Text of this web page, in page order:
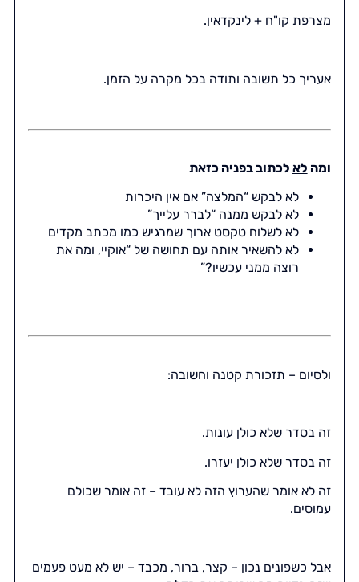
מצרפת קו"ח + לינקדאין.
אעריך כל תשובה ותודה בכל מקרה על הזמן.
ומה לא לכתוב בפניה כזאת
לא לבקש “המלצה” אם אין היכרות
לא לבקש ממנה “לברר עלייך”
לא לשלוח טקסט ארוך שמרגיש כמו מכתב מקדים
לא להשאיר אותה עם תחושה של “אוקיי, ומה את
רוצה ממני עכשיו?”
ולסיום – תזכורת קטנה וחשובה:
זה בסדר שלא כולן עונות.
זה בסדר שלא כולן יעזרו.
זה לא אומר שהערוץ הזה לא עובד – זה אומר שכולם
עמוסים.
אבל כשפונים נכון – קצר, ברור, מכבד – יש לא מעט פעמים